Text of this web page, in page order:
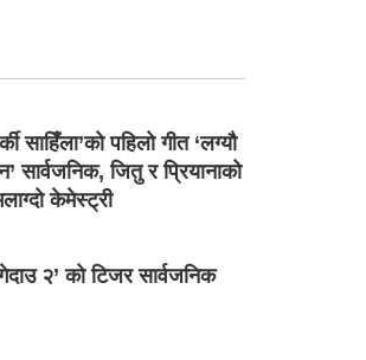
साहिँला’को पहिलो गीत ‘लग्यौ
सार्वजनिक, जितु र प्रियानाको
केमेस्ट्री
२’ को टिजर सार्वजनिक